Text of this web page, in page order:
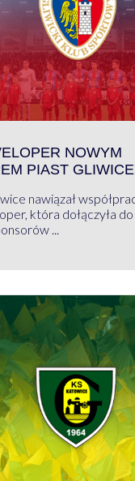
NOWYM
PIAST GLIWICE
nawiązał
która dołączyła do
...